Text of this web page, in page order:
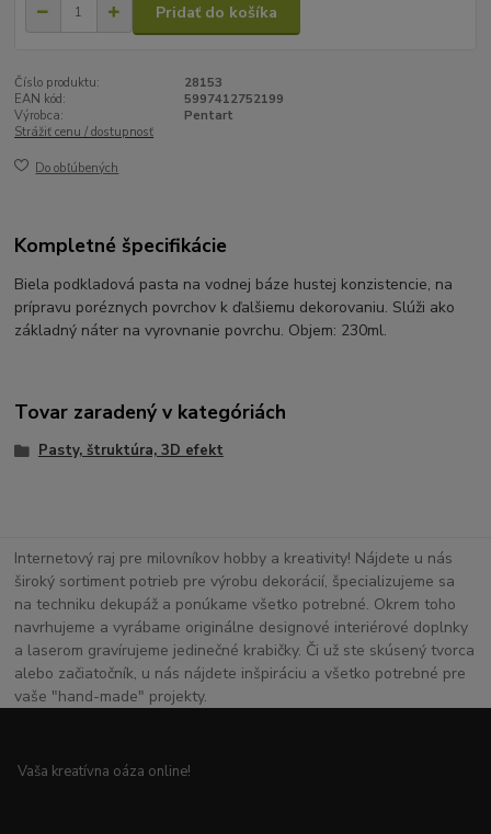
Pridať do košíka
Číslo produktu:
28153
EAN kód:
5997412752199
Výrobca:
Pentart
Strážiť cenu / dostupnosť
Do obľúbených
Kompletné špecifikácie
Biela podkladová pasta na vodnej báze hustej konzistencie, na
prípravu poréznych povrchov k ďalšiemu dekorovaniu. Slúži ako
základný náter na vyrovnanie povrchu. Objem: 230ml.
Tovar zaradený v kategóriách
Pasty, štruktúra, 3D efekt
Internetový raj pre milovníkov hobby a kreativity! Nájdete u nás
široký sortiment potrieb pre výrobu dekorácií, špecializujeme sa
na techniku dekupáž a ponúkame všetko potrebné. Okrem toho
navrhujeme a vyrábame originálne designové interiérové doplnky
a laserom gravírujeme jedinečné krabičky. Či už ste skúsený tvorca
alebo začiatočník, u nás nájdete inšpiráciu a všetko potrebné pre
vaše "hand-made" projekty.
Vaša kreatívna oáza online!